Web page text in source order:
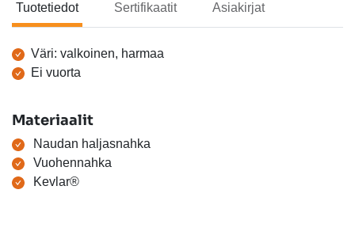
Tuotetiedot Sertifikaatit Asiakirjat
Tuotetiedot
Väri: valkoinen, harmaa
Ei vuorta
Materiaalit
Naudan haljasnahka
Vuohennahka
Kevlar®